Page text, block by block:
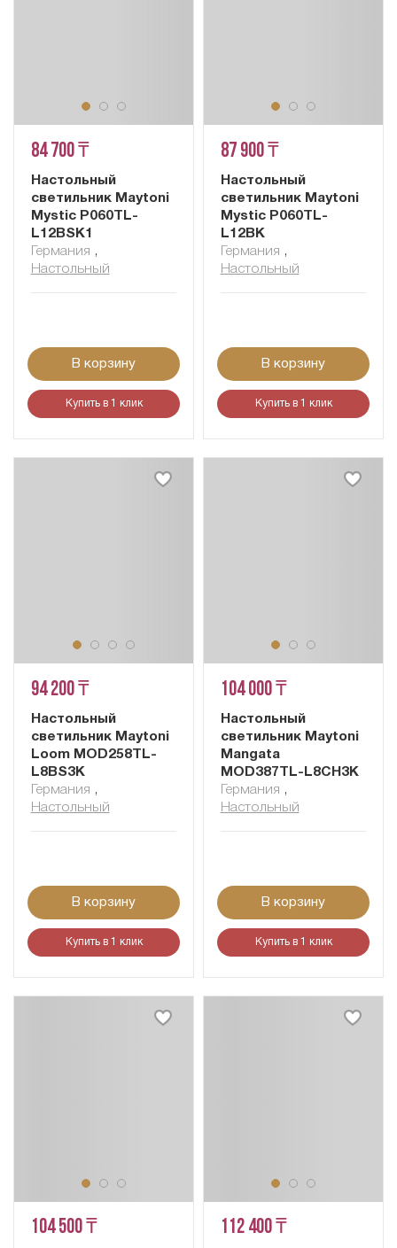
84 700 ₸
Настольный
светильник Maytoni
Mystic P060TL-
L12BSK1
Германия ,
Настольный
В корзину
Купить в 1 клик
87 900 ₸
Настольный
светильник Maytoni
Mystic P060TL-
L12BK
Германия ,
Настольный
В корзину
Купить в 1 клик
94 200 ₸
Настольный
светильник Maytoni
Loom MOD258TL-
L8BS3K
Германия ,
Настольный
В корзину
Купить в 1 клик
104 000 ₸
Настольный
светильник Maytoni
Mangata
MOD387TL-L8CH3K
Германия ,
Настольный
В корзину
Купить в 1 клик
104 500 ₸ 112 400 ₸